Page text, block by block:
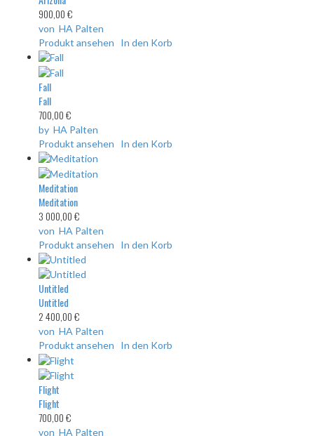
900,00 €
von HA Palten
Produkt ansehen
In den Korb
Fall
Fall
700,00 €
by HA Palten
Produkt ansehen
In den Korb
Meditation
Meditation
3 000,00 €
von HA Palten
Produkt ansehen
In den Korb
Untitled
Untitled
2 400,00 €
von HA Palten
Produkt ansehen
In den Korb
Flight
Flight
700,00 €
von HA Palten